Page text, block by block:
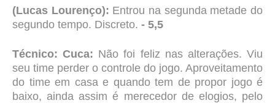
(Lucas Lourenço): Entrou na segunda metade do
segundo tempo. Discreto. - 5,5
Técnico: Cuca: Não foi feliz nas alterações. Viu
seu time perder o controle do jogo. Aproveitamento
do time em casa e quando tem de propor jogo é
baixo, ainda assim é merecedor de elogios, pelo